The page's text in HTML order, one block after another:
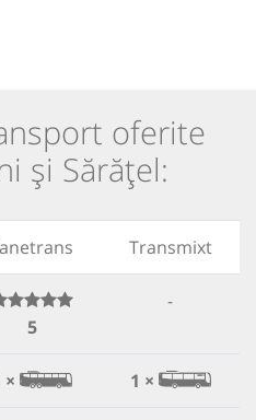
oferite
și Sărățel:
Transmixt
5
-
× 1 ×